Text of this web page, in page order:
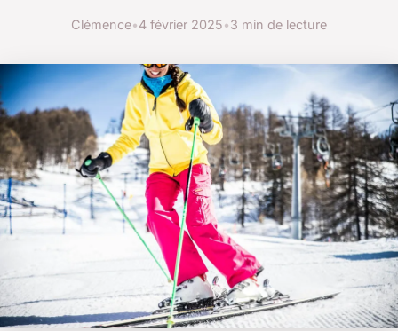
Clémence•4 février 2025•3 min de lecture